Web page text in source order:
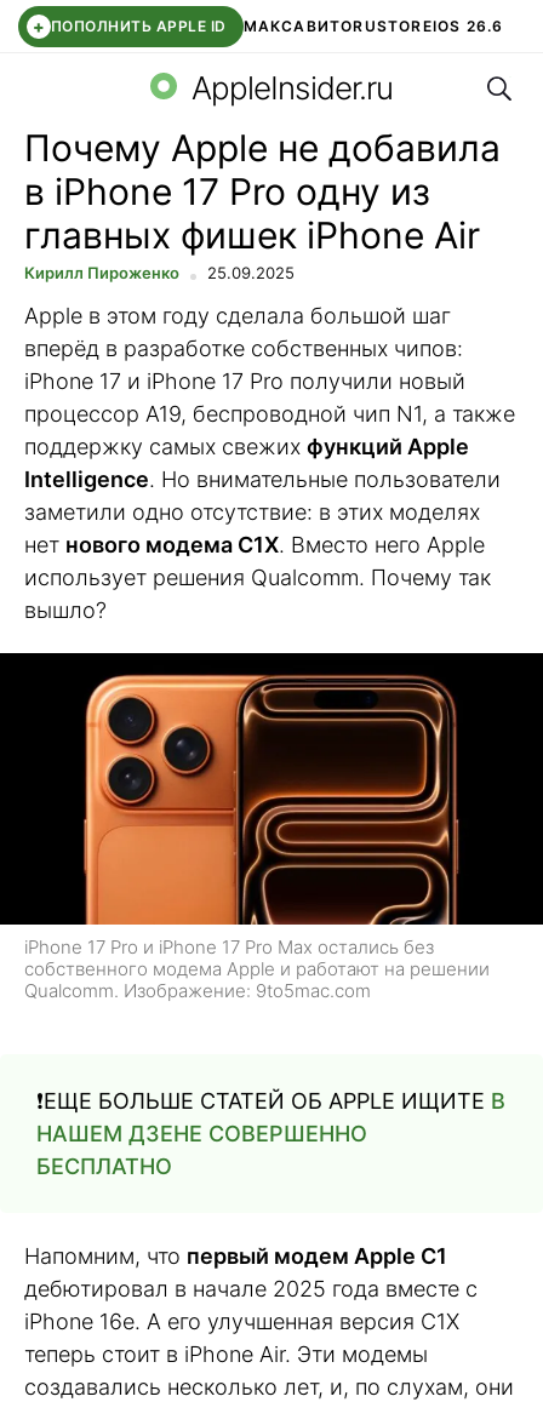
+ ПОПОЛНИТЬ APPLE ID МАКСАВИТОRUSTOREIOS 26.6
СБЕР КИДС ВТБ ОНЛАЙН ЧАТ В ROBLOX
AppleInsider.ru
Почему Apple не добавила
в iPhone 17 Pro одну из
главных фишек iPhone Air
Кирилл Пироженко 25.09.2025
Apple в этом году сделала большой шаг
вперёд в разработке собственных чипов:
iPhone 17 и iPhone 17 Pro получили новый
процессор A19, беспроводной чип N1, а также
поддержку самых свежих функций Apple
Intelligence. Но внимательные пользователи
заметили одно отсутствие: в этих моделях
нет нового модема C1X. Вместо него Apple
использует решения Qualcomm. Почему так
вышло?
iPhone 17 Pro и iPhone 17 Pro Max остались без
собственного модема Apple и работают на решении
Qualcomm. Изображение: 9to5mac.com
❗️ЕЩЕ БОЛЬШЕ СТАТЕЙ ОБ APPLE ИЩИТЕ В
НАШЕМ ДЗЕНЕ СОВЕРШЕННО
БЕСПЛАТНО
Напомним, что первый модем Apple C1
дебютировал в начале 2025 года вместе с
iPhone 16e. А его улучшенная версия C1X
теперь стоит в iPhone Air. Эти модемы
создавались несколько лет, и, по слухам, они